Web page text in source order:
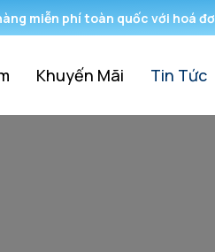
miễn phí toàn quốc với hoá
Khuyến Mãi Tin Tức